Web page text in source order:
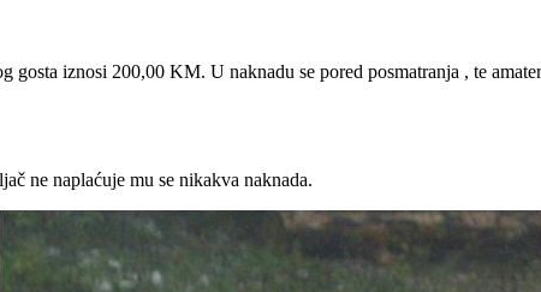
gosta iznosi 200,00 KM. U naknadu se pored posmatranja , te
ne naplaćuje mu se nikakva naknada.